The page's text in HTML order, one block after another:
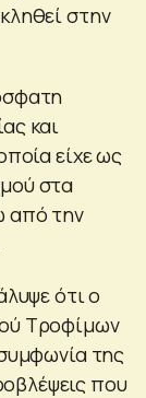
στην
και
είχε ως
στα
από την
ότι ο
Τροφίμων
της
που